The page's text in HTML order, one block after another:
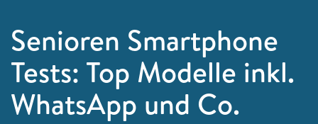
Senioren Smartphone
Tests: Top Modelle inkl.
WhatsApp und Co.